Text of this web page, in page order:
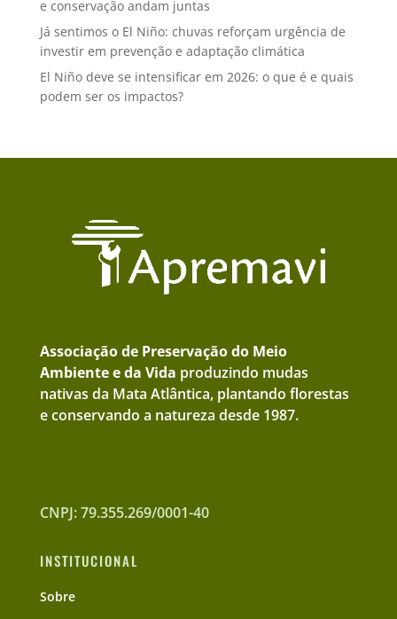
e conservação andam juntas
Já sentimos o El Niño: chuvas reforçam urgência de
investir em prevenção e adaptação climática
El Niño deve se intensificar em 2026: o que é e quais
podem ser os impactos?
Associação de Preservação do Meio
Ambiente e da Vida produzindo mudas
nativas da Mata Atlântica, plantando florestas
e conservando a natureza desde 1987.
CNPJ: 79.355.269/0001-40
INSTITUCIONAL
Sobre